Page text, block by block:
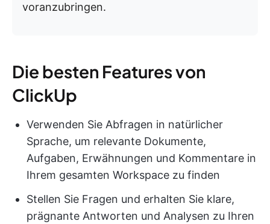
voranzubringen.
Die besten Features von
ClickUp
Verwenden Sie Abfragen in natürlicher
Sprache, um relevante Dokumente,
Aufgaben, Erwähnungen und Kommentare in
Ihrem gesamten Workspace zu finden
Stellen Sie Fragen und erhalten Sie klare,
prägnante Antworten und Analysen zu Ihren